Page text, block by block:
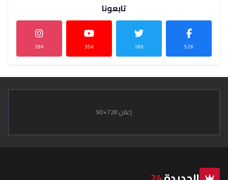
تابعونا
52K
18K
35K
28K
إعلان 728×90